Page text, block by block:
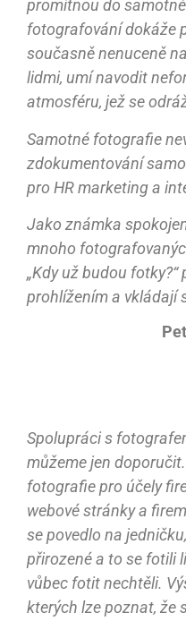
promítnou do
fotografování dokáže
současně nenuceně
lidmi, umí navodit
atmosféru, jež se
Samotné fotografie
zdokumentování
pro HR marketing a
Jako známka
mnoho
„Kdy už budou
prohlížením a vkládají
Spolupráci s
můžeme jen
fotografie pro účely
webové stránky a
se povedlo na
přirozené a to se fotili
vůbec fotit nechtěli.
kterých lze poznat, že